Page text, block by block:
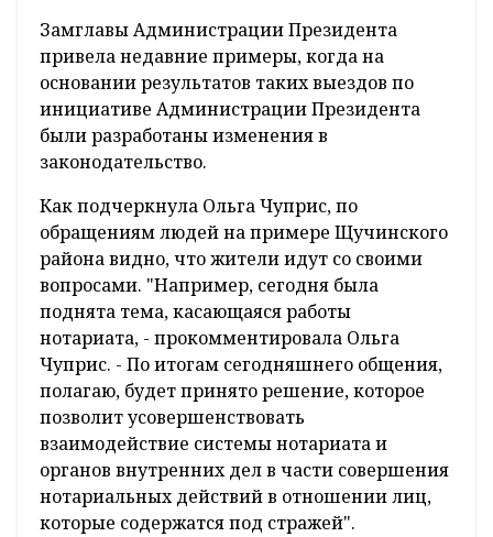
Замглавы Администрации Президента
привела недавние примеры, когда на
основании результатов таких выездов по
инициативе Администрации Президента
были разработаны изменения в
законодательство.
Как подчеркнула Ольга Чуприс, по
обращениям людей на примере Щучинского
района видно, что жители идут со своими
вопросами. "Например, сегодня была
поднята тема, касающаяся работы
нотариата, - прокомментировала Ольга
Чуприс. - По итогам сегодняшнего общения,
полагаю, будет принято решение, которое
позволит усовершенствовать
взаимодействие системы нотариата и
органов внутренних дел в части совершения
нотариальных действий в отношении лиц,
которые содержатся под стражей".